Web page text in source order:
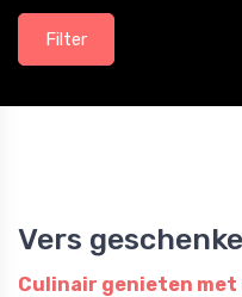
Filter
Vers
Culinair genieten met